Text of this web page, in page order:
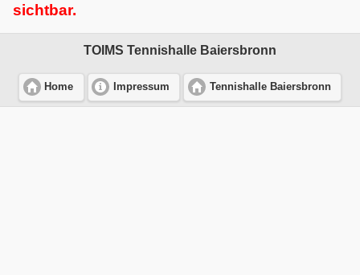
sichtbar.
TOIMS Tennishalle Baiersbronn
Home Impressum Tennishalle Baiersbronn